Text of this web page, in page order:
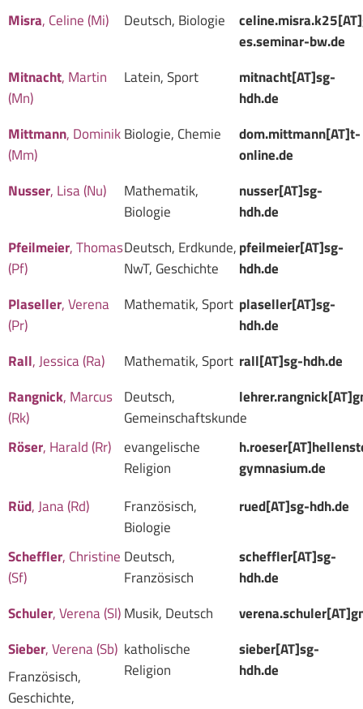
Misra, Celine (Mi) Deutsch, Biologie
es.seminar-bw.de
Mitnacht, Martin
(Mn)
Latein, Sport
mitnacht[AT]sg-
hdh.de
Mittmann, Dominik
(Mm)
Biologie, Chemie
dom.mittmann[AT]t-
online.de
Nusser, Lisa (Nu)
Mathematik,
Biologie
nusser[AT]sg-
hdh.de
Pfeilmeier, Thomas
(Pf)
Deutsch, Erdkunde,
NwT, Geschichte
pfeilmeier[AT]sg-
hdh.de
Plaseller, Verena
(Pr)
Mathematik, Sport plaseller[AT]sg-
hdh.de
Rall, Jessica (Ra) Mathematik, Sport rall[AT]sg-hdh.de
Rangnick, Marcus
(Rk)
Deutsch,
Gemeinschaftskunde
Röser, Harald (Rr)
evangelische
Religion
gymnasium.de
Rüd, Jana (Rd)
Französisch,
Biologie
rued[AT]sg-hdh.de
Scheffler, Christine
(Sf)
Deutsch,
Französisch
scheffler[AT]sg-
hdh.de
Schuler, Verena (Sl)Musik, Deutsch
Sieber, Verena (Sb)
Französisch,
Geschichte,
katholische
Religion
sieber[AT]sg-
hdh.de